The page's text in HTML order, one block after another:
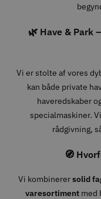
🌿 Have & Park
Vi er stolte af vores
kan både private
haveredskaber
specialmaskiner.
rådgivning,
🧭
Vi kombinerersolid
varesortimentmed